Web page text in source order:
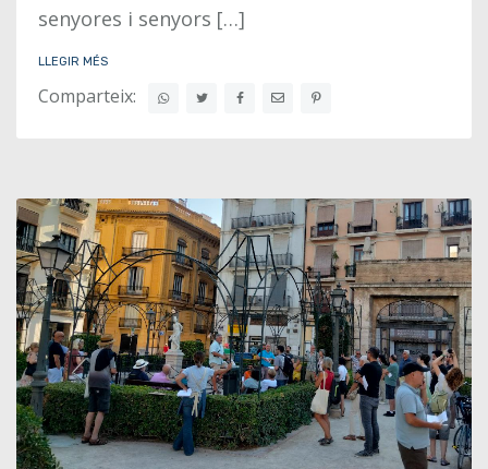
senyores i senyors […]
LLEGIR MÉS
Comparteix: